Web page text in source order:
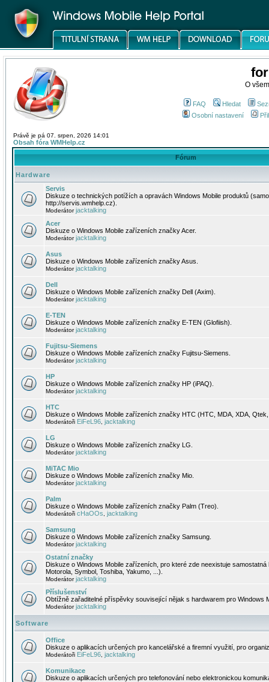
O
FAQ Hledat
Osobní nastavení
Právě je pá 07. srpen, 2026 14:01
Obsah fóra WMHelp.cz
Fórum
Hardware
Servis
Diskuze o technických potížích a opravách Windows Mobile produktů
http://servis.wmhelp.cz).
Moderátorjacktalking
Acer
Diskuze o Windows Mobile zařízeních značky Acer.
Moderátorjacktalking
Asus
Diskuze o Windows Mobile zařízeních značky Asus.
Moderátorjacktalking
Dell
Diskuze o Windows Mobile zařízeních značky Dell (Axim).
Moderátorjacktalking
E-TEN
Diskuze o Windows Mobile zařízeních značky E-TEN (Glofiish).
Moderátorjacktalking
Fujitsu-Siemens
Diskuze o Windows Mobile zařízeních značky Fujitsu-Siemens.
Moderátorjacktalking
HP
Diskuze o Windows Mobile zařízeních značky HP (iPAQ).
Moderátorjacktalking
HTC
Diskuze o Windows Mobile zařízeních značky HTC (HTC, MDA, XDA,
Moderátoři EiFeL96 jacktalking
LG
Diskuze o Windows Mobile zařízeních značky LG.
Moderátorjacktalking
MiTAC Mio
Diskuze o Windows Mobile zařízeních značky Mio.
Moderátorjacktalking
Palm
Diskuze o Windows Mobile zařízeních značky Palm (Treo).
Moderátoři cHaOOs jacktalking
Samsung
Diskuze o Windows Mobile zařízeních značky Samsung.
Moderátorjacktalking
Ostatní značky
Diskuze o Windows Mobile zařízeních, pro které zde neexistuje
Motorola, Symbol, Toshiba, Yakumo, ...).
Moderátorjacktalking
Příslušenství
Obtížně zařaditelné příspěvky související nějak s hardwarem pro Windows
Moderátorjacktalking
Software
Office
Diskuze o aplikacích určených pro kancelářské a firemní využití, pro
Moderátoři EiFeL96 jacktalking
Komunikace
Diskuze o aplikacích určených pro telefonování nebo elektronickou